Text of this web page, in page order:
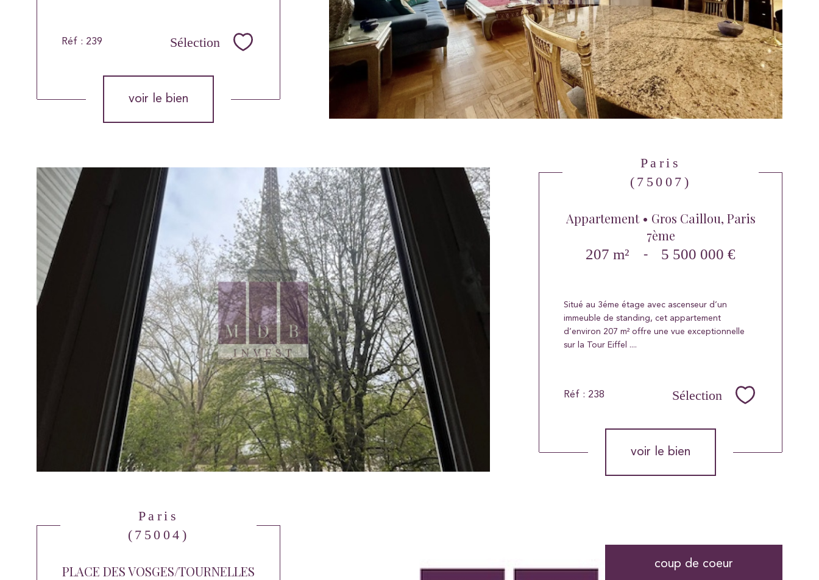
Réf : 239 Sélection Sélectionner
voir le bien
Paris
(75007)
Appartement • Gros Caillou, Paris
7ème
207 m²
- 5 500 000 €
Situé au 3éme étage avec ascenseur d’un
immeuble de standing, cet appartement
d’environ 207 m² offre une vue exceptionnelle
sur la Tour Eiffel ....
Réf : 238 Sélection Sélectionner
voir le bien
coup de coeur
Paris
(75004)
PLACE DES VOSGES/TOURNELLES